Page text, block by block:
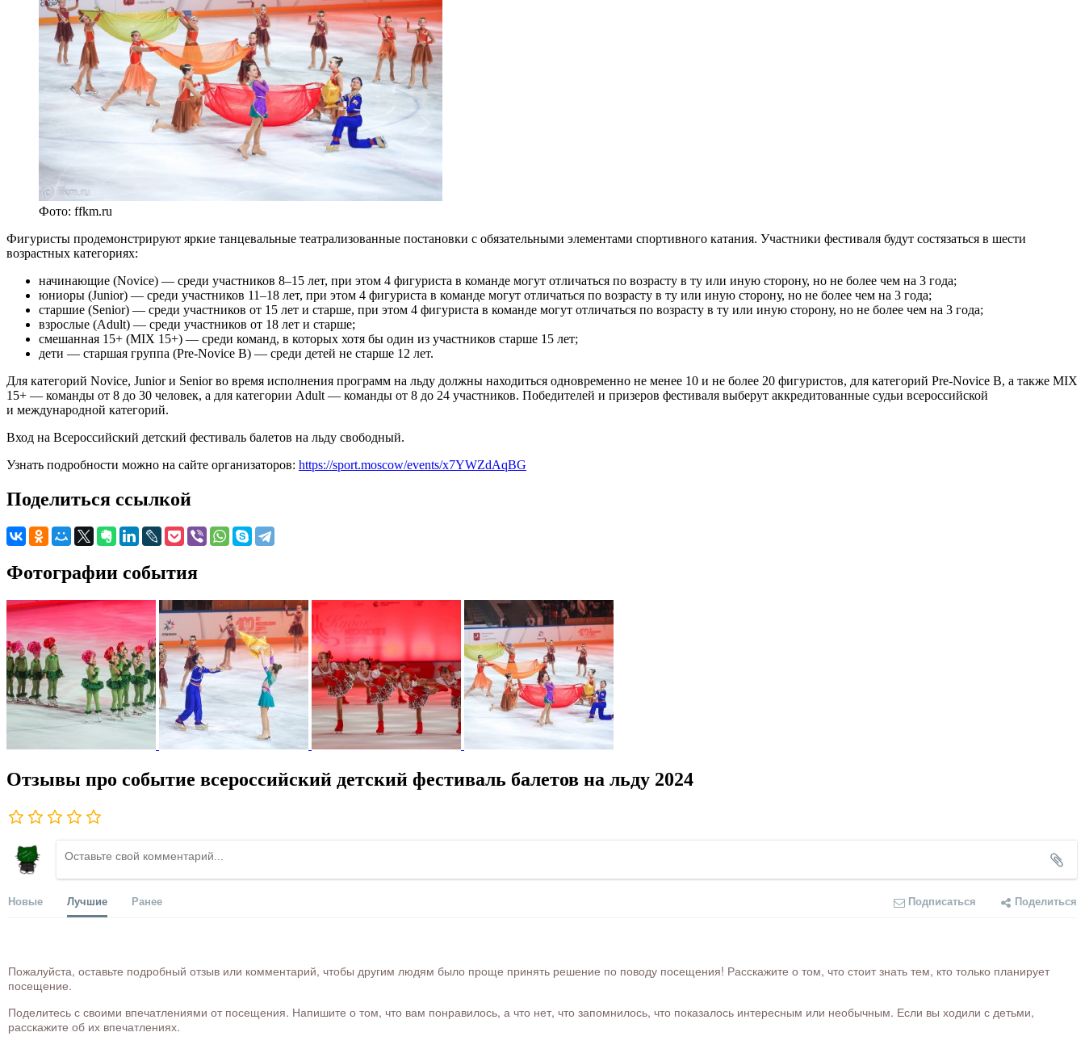
Фото: ffkm.ru
Фигуристы продемонстрируют яркие танцевальные театрализованные постановки с обязательными элементами спортивного катания. Участники фестиваля будут состязаться в шести
возрастных категориях:
начинающие (Novice) — среди участников 8–15 лет, при этом 4 фигуриста в команде могут отличаться по возрасту в ту или иную сторону, но не более чем на 3 года;
юниоры (Junior) — среди участников 11–18 лет, при этом 4 фигуриста в команде могут отличаться по возрасту в ту или иную сторону, но не более чем на 3 года;
старшие (Senior) — среди участников от 15 лет и старше, при этом 4 фигуриста в команде могут отличаться по возрасту в ту или иную сторону, но не более чем на 3 года;
взрослые (Adult) — среди участников от 18 лет и старше;
смешанная 15+ (MIX 15+) — среди команд, в которых хотя бы один из участников старше 15 лет;
дети — старшая группа (Pre-Novice B) — среди детей не старше 12 лет.
Для категорий Novice, Junior и Senior во время исполнения программ на льду должны находиться одновременно не менее 10 и не более 20 фигуристов, для категорий Pre-Novice B, а также MIX
15+ — команды от 8 до 30 человек, а для категории Adult — команды от 8 до 24 участников. Победителей и призеров фестиваля выберут аккредитованные судьи всероссийской
и международной категорий.
Вход на Всероссийский детский фестиваль балетов на льду свободный.
Узнать подробности можно на сайте организаторов: https://sport.moscow/events/x7YWZdAqBG
Поделиться ссылкой
Фотографии события
Отзывы про событие всероссийский детский фестиваль балетов на льду 2024
Новые Лучшие Ранее Подписаться Поделиться
Пожалуйста, оставьте подробный отзыв или комментарий, чтобы другим людям было проще принять решение по поводу посещения! Расскажите о том, что стоит знать тем, кто только планирует
посещение.
Поделитесь с своими впечатлениями от посещения. Напишите о том, что вам понравилось, а что нет, что запомнилось, что показалось интересным или необычным. Если вы ходили с детьми,
расскажите об их впечатлениях.